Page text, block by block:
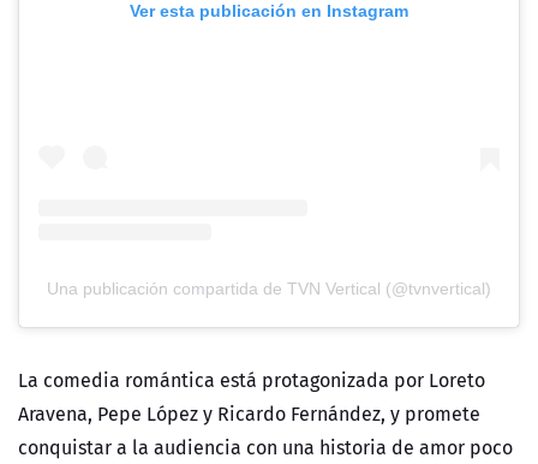
Ver esta publicación en Instagram
Una publicación compartida de TVN Vertical (@tvnvertical)
La comedia romántica está protagonizada por Loreto
Aravena, Pepe López y Ricardo Fernández, y promete
conquistar a la audiencia con una historia de amor poco